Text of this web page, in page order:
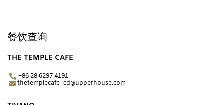
餐饮查询
THE TEMPLE CAFE
+86 28 6297 4191
thetemplecafe_cd@upperhouse.com​